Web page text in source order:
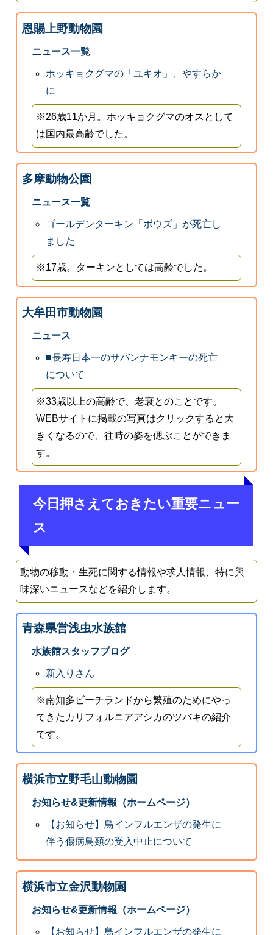
恩賜上野動物園
ニュース一覧
ホッキョクグマの「ユキオ」、やすらか
に
※26歳11か月。ホッキョクグマのオスとして
は国内最高齢でした。
多摩動物公園
ニュース一覧
ゴールデンターキン「ボウズ」が死亡し
ました
※17歳。ターキンとしては高齢でした。
大牟田市動物園
ニュース
■長寿日本一のサバンナモンキーの死亡
について
※33歳以上の高齢で、老衰とのことです。
WEBサイトに掲載の写真はクリックすると大
きくなるので、往時の姿を偲ぶことができま
す。
今日押さえておきたい重要ニュー
ス
動物の移動・生死に関する情報や求人情報、特に興
味深いニュースなどを紹介します。
青森県営浅虫水族館
水族館スタッフブログ
新入りさん
※南知多ビーチランドから繁殖のためにやっ
てきたカリフォルニアアシカのツバキの紹介
です。
横浜市立野毛山動物園
お知らせ&更新情報（ホームページ）
【お知らせ】鳥インフルエンザの発生に
伴う傷病鳥類の受入中止について
横浜市立金沢動物園
お知らせ&更新情報（ホームページ）
【お知らせ】鳥インフルエンザの発生に